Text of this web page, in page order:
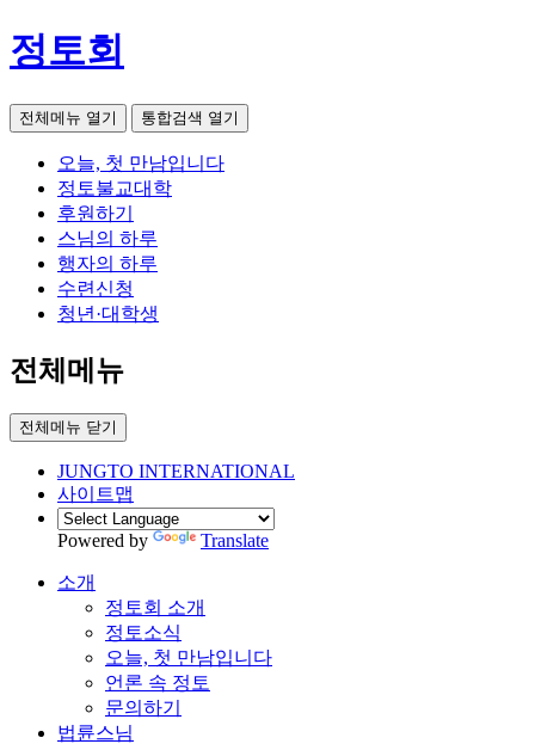
정토회
전체메뉴 열기 통합검색 열기
오늘, 첫 만남입니다
정토불교대학
후원하기
스님의 하루
행자의 하루
수련신청
청년·대학생
전체메뉴
전체메뉴 닫기
JUNGTO INTERNATIONAL
사이트맵
Powered by Translate
소개
정토회 소개
정토소식
오늘, 첫 만남입니다
언론 속 정토
문의하기
법륜스님